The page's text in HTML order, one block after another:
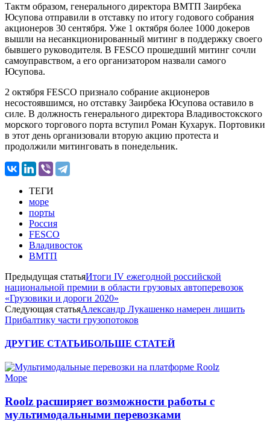
Тактм образом, генерального директора ВМТП Заирбека
Юсупова отправили в отставку по итогу годового собрания
акционеров 30 сентября. Уже 1 октября более 1000 докеров
вышли на несанкционированный митинг в поддержку своего
бывшего руководителя. В FESCO прошедший митинг сочли
самоуправством, а его организатором назвали самого
Юсупова.
2 октября FESCO признало собрание акционеров
несостоявшимся, но отставку Заирбека Юсупова оставило в
силе. В должность генерального директора Владивостокского
морского торгового порта вступил Роман Кухарук. Портовики
в этот день организовали вторую акцию протеста и
продолжили митинговать в понедельник.
ТЕГИ
море
порты
Россия
FESCO
Владивосток
ВМТП
Предыдущая статьяИтоги IV ежегодной российской
национальной премии в области грузовых автоперевозок
«Грузовики и дороги 2020»
Следующая статьяАлександр Лукашенко намерен лишить
Прибалтику части грузопотоков
ДРУГИЕ СТАТЬИБОЛЬШЕ СТАТЕЙ
Море
Roolz расширяет возможности работы с
мультимодальными перевозками